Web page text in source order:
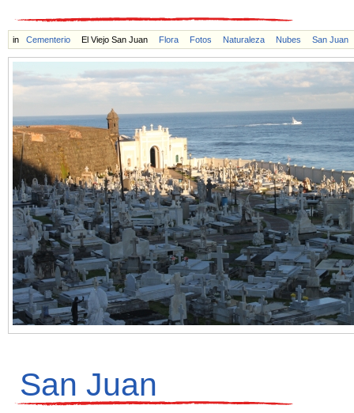
in Cementerio El Viejo San Juan Flora Fotos Naturaleza Nubes San Juan
San Juan